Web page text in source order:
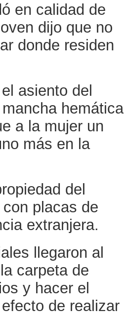
en calidad de
dijo que no
donde residen
asiento del
hemática
a la mujer un
más en la
del
placas de
extranjera.
llegaron al
carpeta de
y hacer el
de realizar